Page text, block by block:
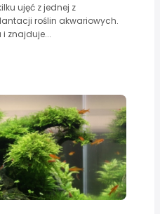
ujęć z jednej z
roślin akwariowych.
znajduje...